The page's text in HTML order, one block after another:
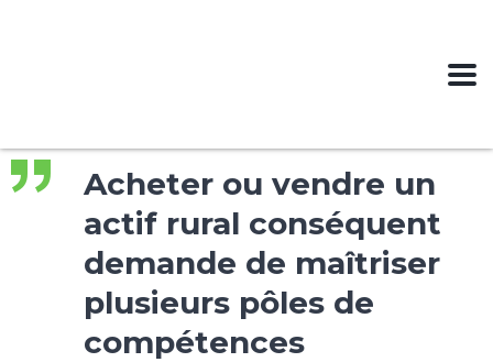
Acheter ou vendre un
actif rural conséquent
demande de maîtriser
plusieurs pôles de
compétences